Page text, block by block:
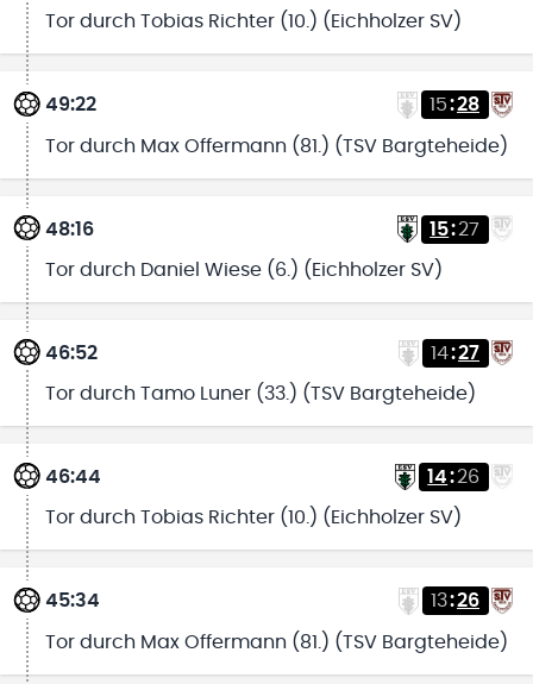
Tor durch Tobias Richter (10.) (Eichholzer SV)
49:22 15:28
Tor durch Max Offermann (81.) (TSV Bargteheide)
48:16 15:27
Tor durch Daniel Wiese (6.) (Eichholzer SV)
46:52 14:27
Tor durch Tamo Luner (33.) (TSV Bargteheide)
46:44 14:26
Tor durch Tobias Richter (10.) (Eichholzer SV)
45:34 13:26
Tor durch Max Offermann (81.) (TSV Bargteheide)